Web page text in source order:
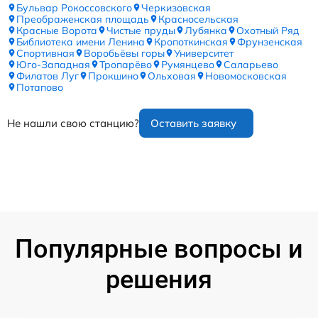
Бульвар Рокоссовского
Черкизовская
Преображенская площадь
Красносельская
Красные Ворота
Чистые пруды Лубянка
Охотный Ряд
Библиотека имени Ленина
Кропоткинская
Фрунзенская
Спортивная
Воробьёвы горы
Университет
Юго-Западная
Тропарёво Румянцево
Саларьево
Филатов Луг
Прокшино Ольховая
Новомосковская
Потапово
Не нашли свою станцию? Оставить заявку
Популярные вопросы и
решения